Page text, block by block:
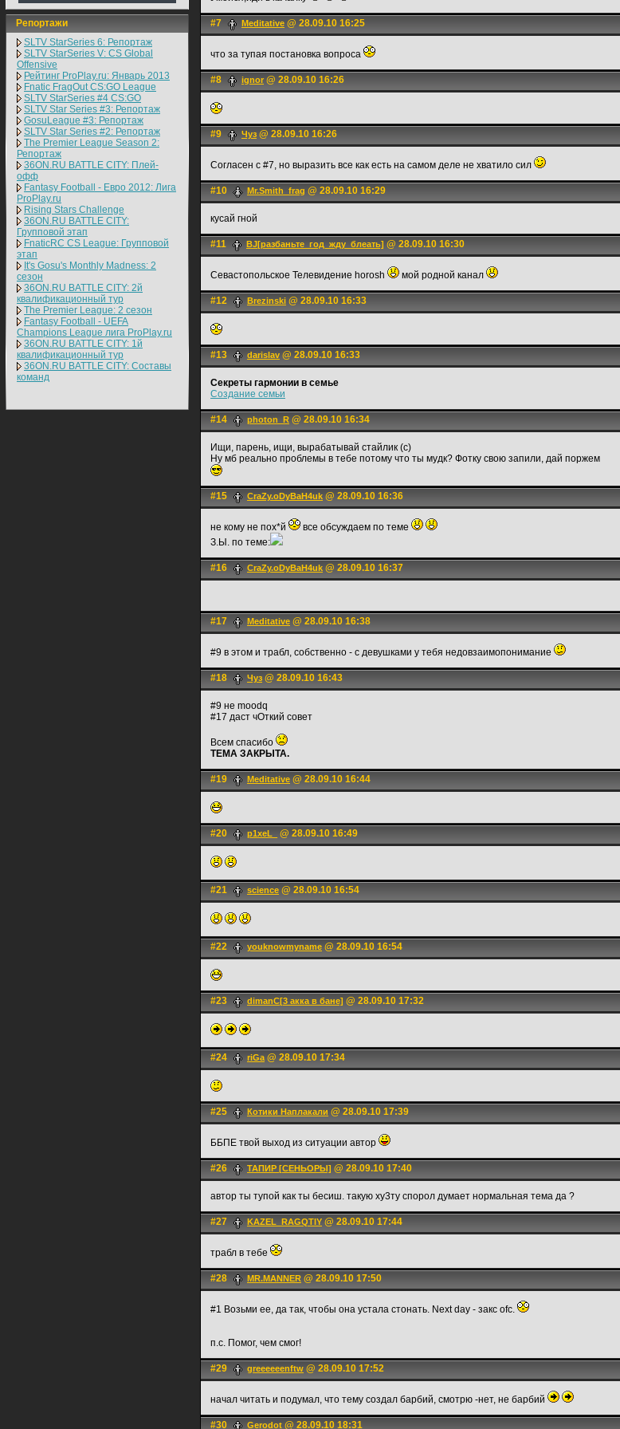
Репортажи
SLTV StarSeries 6: Репортаж
SLTV StarSeries V: CS Global
Offensive
Рейтинг ProPlay.ru: Январь 2013
Fnatic FragOut CS:GO League
SLTV StarSeries #4 CS:GO
SLTV Star Series #3: Репортаж
GosuLeague #3: Репортаж
SLTV Star Series #2: Репортаж
The Premier League Season 2:
Репортаж
36ON.RU BATTLE CITY: Плей-
офф
Fantasy Football - Евро 2012: Лига
ProPlay.ru
Rising Stars Challenge
36ON.RU BATTLE CITY:
Групповой этап
FnaticRC CS League: Групповой
этап
It's Gosu's Monthly Madness: 2
сезон
36ON.RU BATTLE CITY: 2й
квалификационный тур
The Premier League: 2 cезон
Fantasy Football - UEFA
Champions League лига ProPlay.ru
36ON.RU BATTLE CITY: 1й
квалификационный тур
36ON.RU BATTLE CITY: Составы
команд
#7 Meditative @ 28.09.10 16:25
что за тупая постановка вопроса
#8 ignоr @ 28.09.10 16:26
#9 Чуз @ 28.09.10 16:26
Согласен с #7, но выразить все как есть на самом деле не хватило сил
#10 Mr.Smith_frag @ 28.09.10 16:29
кусай гной
#11 BJ[разбаньте_год_жду_блеать] @ 28.09.10 16:30
Севастопольское Телевидение horosh мой родной канал
#12 Brezinski @ 28.09.10 16:33
#13 darislav @ 28.09.10 16:33
Секреты гармонии в семье
Создание семьи
#14 photon_R @ 28.09.10 16:34
Ищи, парень, ищи, вырабатывай стайлик (с)
Ну мб реально проблемы в тебе потому что ты мудк? Фотку свою запили, дай поржем
#15 CraZy.oDyBaH4uk @ 28.09.10 16:36
не кому не пох*й
все обсуждаем по теме
З.Ы. по теме:
#16 CraZy.oDyBaH4uk @ 28.09.10 16:37
#17 Meditative @ 28.09.10 16:38
#9 в этом и трабл, собственно - с девушками у тебя недовзаимопонимание
#18 Чуз @ 28.09.10 16:43
#9 не moodq
#17 даст чОткий совет
Всем спасибо
ТЕМА ЗАКРЫТА.
#19 Meditative @ 28.09.10 16:44
#20 p1xeL_ @ 28.09.10 16:49
#21 science @ 28.09.10 16:54
#22 youknowmyname @ 28.09.10 16:54
#23 dimanC[3 акка в бане] @ 28.09.10 17:32
#24 riGa@ 28.09.10 17:34
#25 Котики Наплакали @ 28.09.10 17:39
ББПЕ твой выход из ситуации автор
#26 ТАПИР [СЕНЬОРЫ] @ 28.09.10 17:40
автор ты тупой как ты бесиш. такую ху3ту спорол думает нормальная тема да ?
#27 KAZEL_RAGQTIY @ 28.09.10 17:44
трабл в тебе
#28 MR.MANNER @ 28.09.10 17:50
#1 Возьми ее, да так, чтобы она устала стонать. Next day - закс ofc.
п.с. Помог, чем смог!
#29 greeeeeenftw @ 28.09.10 17:52
начал читать и подумал, что тему создал барбий, смотрю -нет, не барбий
#30 Gerodot @ 28.09.10 18:31